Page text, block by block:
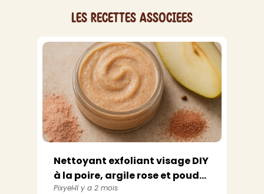
Les recettes associees
Nettoyant exfoliant visage DIY
à la poire, argile rose et poud...
PixyelIl y a 2 mois